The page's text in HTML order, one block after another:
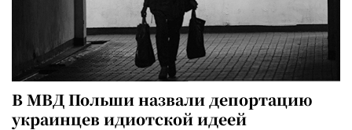
В МВД Польши назвали депортацию
украинцев идиотской идеей